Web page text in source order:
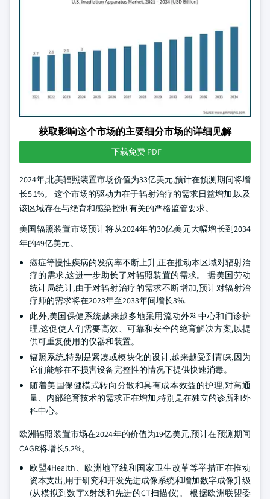
获取影响这个市场的主要细分市场的详细见解
下载免费 PDF
2024年,北美辐照装置市场价值为33亿美元,预计在预测期间将增
长5.1%。 这个市场的驱动力在于辐射治疗的需求日益增加,以及
该区域存在与绝育和感染控制有关的严格监管要求。
美国辐照装置市场预计将从2024年的30亿美元大幅增长到2034
年的49亿美元。
癌症等慢性疾病的发病率不断上升,正在推动本区域对辐射治
疗的需求,这进一步助长了对辐照装置的需求。 据美国劳动
统计局统计,由于对辐射治疗的需求不断增加,预计对辐射治
疗师的需求将在2023年至2033年间增长3%.
此外,美国保健系统越来越多地采用流动外科中心和门诊护
理,这促使人们需要高效、可靠和安全的绝育解决方案,以提
供可重复使用的仪器和装置。
辐照系统,特别是紧凑或模块化的设计,越来越受到青睐,因为
它们能够在不损害设备完整性的情况下提供快速消毒。
随着美国保健模式转向分散和具有成本效益的护理,对高通
量、内部绝育技术的需求正在增加,特别是在独立的诊所和外
科中心。
欧洲辐照装置市场在2024年的价值为19亿美元,预计在预测期间
CAGR将增长5.2%。
欧盟4Health、欧洲地平线和国家卫生改革等举措正在推动
资本支出,用于研究和开发先进成像系统和增加数字成像升级
(从模拟到数字X射线和先进的CT扫描仪)。 根据欧洲联盟委